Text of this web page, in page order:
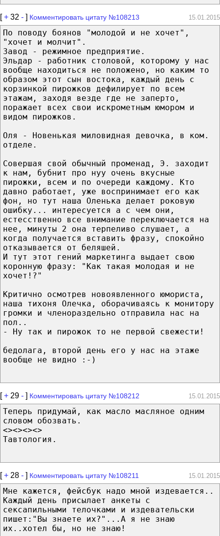
[+ 32 - ] Комментировать цитату №108213 15.01.2015
По поводу боянов "молодой и не хочет",
"хочет и молчит".
Завод - режимное предприятие.
Эльдар - работник столовой, которому у нас
вообще находиться не положено, но каким то
образом этот сын востока, каждый день с
корзинкой пирожков дефилирует по всем
этажам, заходя везде где не заперто,
поражает всех свои искрометным юмором и
видом пирожков.
Оля - Новенькая миловидная девочка, в ком.
отделе.
Совершая свой обычный променад, Э. заходит
к нам, бубнит про нуу очень вкусные
пирожки, всем и по очереди каждому. Кто
давно работает, уже воспринимает его как
фон, но тут наша Оленька делает роковую
ошибку... интересуется а с чем они,
естесственно все внимание переключается на
нее, минуты 2 она терпеливо слушает, а
когда получается вставить фразу, спокойно
отказывается от беляшей.
И тут этот гений маркетинга выдает свою
коронную фразу: "Как такая молодая и не
хочет!?"
Критично осмотрев новоявленного юмориста,
наша тихоня Олечка, оборачиваясь к монитору
громки и членораздельно отправила нас на
пол..
- Ну так и пирожок то не первой свежести!
бедолага, второй день его у нас на этаже
вообще не видно :-)
[+ 29 - ] Комментировать цитату №108212 15.01.2015
Теперь придумай, как масло масляное одним
словом обозвать.
<><><><>
Тавтология.
[+ 28 - ] Комментировать цитату №108211 15.01.2015
Мне кажется, фейсбук надо мной издевается..
Каждый день присылает анкеты с
сексапильными телочками и издевательски
пишет:"Вы знаете их?"...А я не знаю
их..хотел бы, но не знаю!